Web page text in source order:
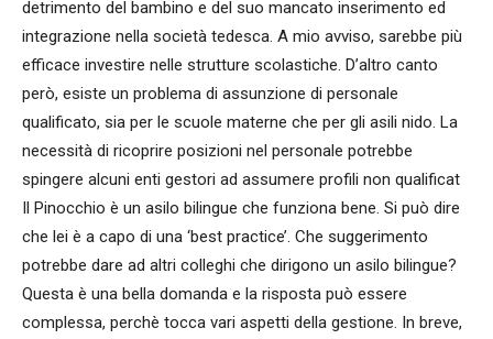
detrimento del bambino e del suo mancato inserimento ed
integrazione nella società tedesca. A mio avviso, sarebbe più
efficace investire nelle strutture scolastiche. D’altro canto
però, esiste un problema di assunzione di personale
qualificato, sia per le scuole materne che per gli asili nido. La
necessità di ricoprire posizioni nel personale potrebbe
spingere alcuni enti gestori ad assumere profili non qualificat
Il Pinocchio è un asilo bilingue che funziona bene. Si può dire
che lei è a capo di una ‘best practice’. Che suggerimento
potrebbe dare ad altri colleghi che dirigono un asilo bilingue?
Questa è una bella domanda e la risposta può essere
complessa, perchè tocca vari aspetti della gestione. In breve,